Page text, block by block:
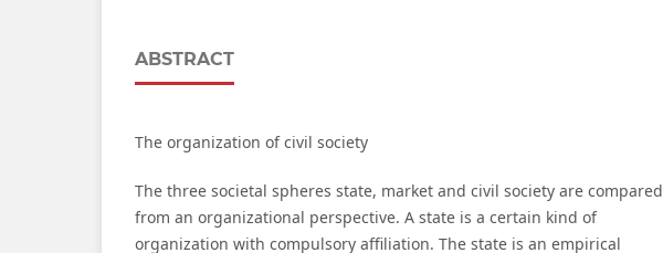
ABSTRACT
The organization of civil society
The three societal spheres state, market and civil society are compared
from an organizational perspective. A state is a certain kind of
organization with compulsory affiliation. The state is an empirical